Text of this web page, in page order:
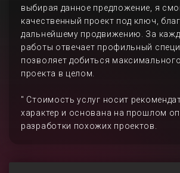
выбирая данное предложение, я
качественный проект под ключ,
дальнейшему продвижению. За
работы отвечает профильный
позволяет добиться
проекта в целом.
" Стоимость услуг носит
характер и основана на прошлом
разработки похожих проектов.